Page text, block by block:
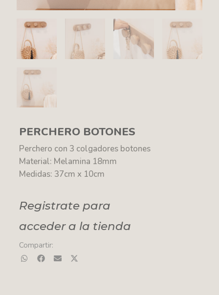
PERCHERO BOTONES
Perchero con 3 colgadores botones
Material: Melamina 18mm
Medidas: 37cm x 10cm
Registrate para
acceder a la tienda
Compartir: